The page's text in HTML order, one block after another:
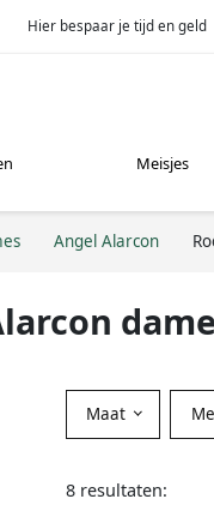
Hier bespaar je tijd en geld
Meisjes
Angel Alarcon
Maat
8 resultaten: